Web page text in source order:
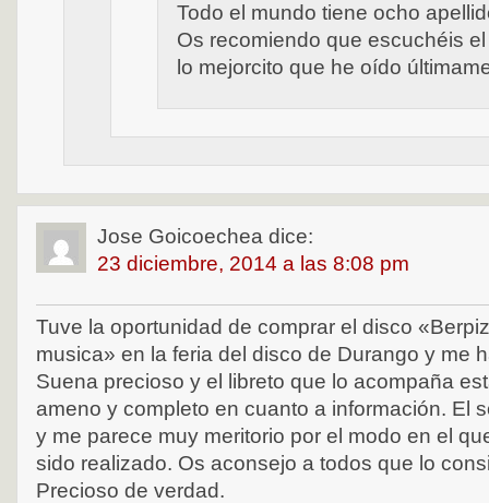
Todo el mundo tiene ocho
Os recomiendo que escuchéis
lo mejorcito que he oído
Jose Goicoechea dice:
23 diciembre, 2014 a las 8:08 pm
Tuve la oportunidad de comprar el disco
musica» en la feria del disco de Durango y me
Suena precioso y el libreto que lo acompaña
ameno y completo en cuanto a información. El
y me parece muy meritorio por el modo en el
sido realizado. Os aconsejo a todos que lo
Precioso de verdad.